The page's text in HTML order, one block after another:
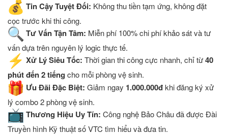
Tin Cậy Tuyệt Đối: Không thu tiền tạm ứng, không đặt
cọc trước khi thi công.
Tư Vấn Tận Tâm: Miễn phí 100% chi phí khảo sát và tư
vấn dựa trên nguyên lý logic thực tế.
Xử Lý Siêu Tốc: Thời gian thi công cực nhanh, chỉ từ40
phút đến 2 tiếng cho mỗi phòng vệ sinh.
Ưu Đãi Đặc Biệt: Giảm ngay 1.000.000đkhi đăng ký xử
lý combo 2 phòng vệ sinh.
Thương Hiệu Uy Tín: Công nghệ Bảo Châu đã được Đài
Truyền hình Kỹ thuật số VTC tìm hiểu và đưa tin.